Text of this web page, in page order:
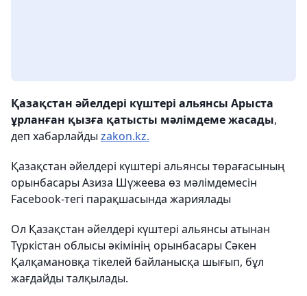
Қазақстан әйелдері күштері альянсы Арыста
ұрланған қызға қатысты мәлімдеме жасады,
деп хабарлайды zakon.kz.
Қазақстан әйелдері күштері альянсы төрағасының
орынбасары Азиза Шүжеева өз мәлімдемесін
Facebook-тегі парақшасында жариялады
Ол Қазақстан әйелдері күштері альянсы атынан
Түркістан облысы әкімінің орынбасары Сәкен
Қалқамановқа тікелей байланысқа шығып, бұл
жағдайды талқылады.